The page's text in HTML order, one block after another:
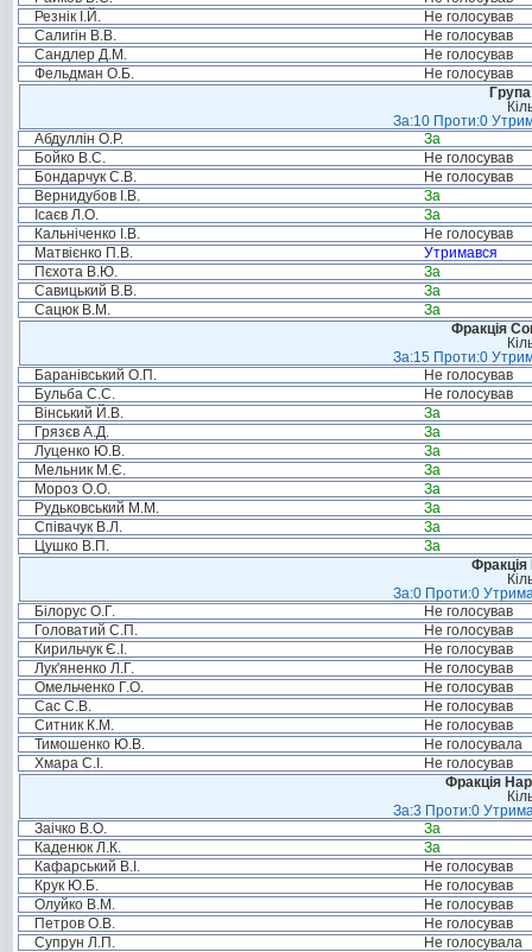
Резнік І.Й.
Не голосував
Салигін В.В.
Не голосував
Сандлер Д.М.
Не голосував
Фельдман О.Б.
Не голосував
За:10 Проти:0
Абдуллін О.Р.
За
Бойко В.С.
Не голосував
Бондарчук С.В.
Не голосував
Вернидубов І.В.
За
Ісаєв Л.О.
За
Кальніченко І.В.
Не голосував
Матвієнко П.В.
Утримався
Пєхота В.Ю.
За
Савицький В.В.
За
Сацюк В.М.
За
Фракція
За:15 Проти:0
Баранівський О.П.
Не голосував
Бульба С.С.
Не голосував
Вінський Й.В.
За
Грязєв А.Д.
За
Луценко Ю.В.
За
Мельник М.Є.
За
Мороз О.О.
За
Рудьковський М.М.
За
Співачук В.Л.
За
Цушко В.П.
За
За:0 Проти:0
Білорус О.Г.
Не голосував
Головатий С.П.
Не голосував
Кирильчук Є.І.
Не голосував
Лук'яненко Л.Г.
Не голосував
Омельченко Г.О.
Не голосував
Сас С.В.
Не голосував
Ситник К.М.
Не голосував
Тимошенко Ю.В.
Не голосувала
Хмара С.І.
Не голосував
Фракція
За:3 Проти:0
Заічко В.О.
За
Каденюк Л.К.
За
Кафарський В.І.
Не голосував
Крук Ю.Б.
Не голосував
Олуйко В.М.
Не голосував
Петров О.В.
Не голосував
Супрун Л.П.
Не голосувала